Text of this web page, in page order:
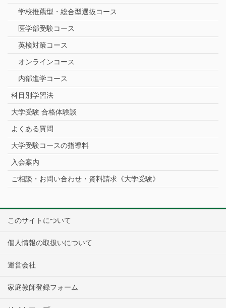
学校推薦型・総合型選抜コース
医学部受験コース
英検対策コース
オンラインコース
内部進学コース
科目別学習法
大学受験 合格体験談
よくある質問
大学受験コースの指導料
入会案内
ご相談・お問い合わせ・資料請求《大学受験》
このサイトについて
個人情報の取扱いについて
運営会社
家庭教師登録フォーム